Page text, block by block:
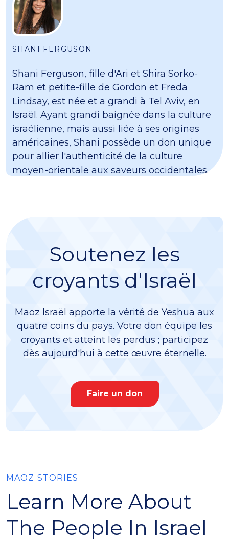
SHANI FERGUSON
Shani Ferguson, fille d'Ari et Shira Sorko-
Ram et petite-fille de Gordon et Freda
Lindsay, est née et a grandi à Tel Aviv, en
Israël. Ayant grandi baignée dans la culture
israélienne, mais aussi liée à ses origines
américaines, Shani possède un don unique
pour allier l'authenticité de la culture
moyen-orientale aux saveurs occidentales.
Soutenez les
croyants d'Israël
Maoz Israël apporte la vérité de Yeshua aux
quatre coins du pays. Votre don équipe les
croyants et atteint les perdus ; participez
dès aujourd'hui à cette œuvre éternelle.
Faire un don
MAOZ STORIES
Learn More About
The People In Israel